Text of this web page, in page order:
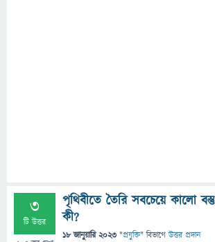
3
টি উত্তর
পৃথিবীতে তৈরি সবচেয়ে কালো বস্তু
কী?
18 জানুয়ারি 2023 "প্রযুক্তি" বিভাগে উত্তর প্রদান